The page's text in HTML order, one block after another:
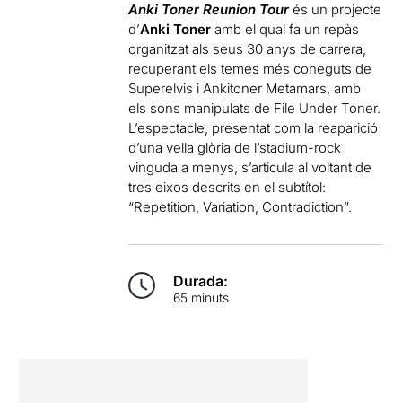
Anki Toner Reunion Tour és un projecte
d’Anki Toner amb el qual fa un repàs
organitzat als seus 30 anys de carrera,
recuperant els temes més coneguts de
Superelvis i Ankitoner Metamars, amb
els sons manipulats de File Under Toner.
L’espectacle, presentat com la reaparició
d’una vella glòria de l’stadium-rock
vinguda a menys, s’articula al voltant de
tres eixos descrits en el subtítol:
“Repetition, Variation, Contradiction”.
Durada:
65 minuts